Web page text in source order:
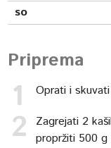
so
Priprema
Oprati i
Zagrejati 2
propržiti 500 g